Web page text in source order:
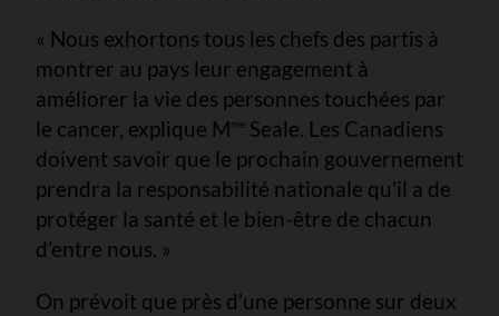
« Nous exhortons tous les chefs des partis à
montrer au pays leur engagement à
améliorer la vie des personnes touchées par
le cancer, explique Mme Seale. Les Canadiens
doivent savoir que le prochain gouvernement
prendra la responsabilité nationale qu’il a de
protéger la santé et le bien-être de chacun
d’entre nous. »
On prévoit que près d’une personne sur deux